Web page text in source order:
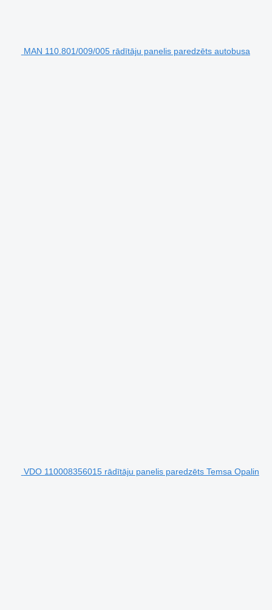
MAN 110.801/009/005 rādītāju panelis paredzēts autobusa
VDO 110008356015 rādītāju panelis paredzēts Temsa Opalin